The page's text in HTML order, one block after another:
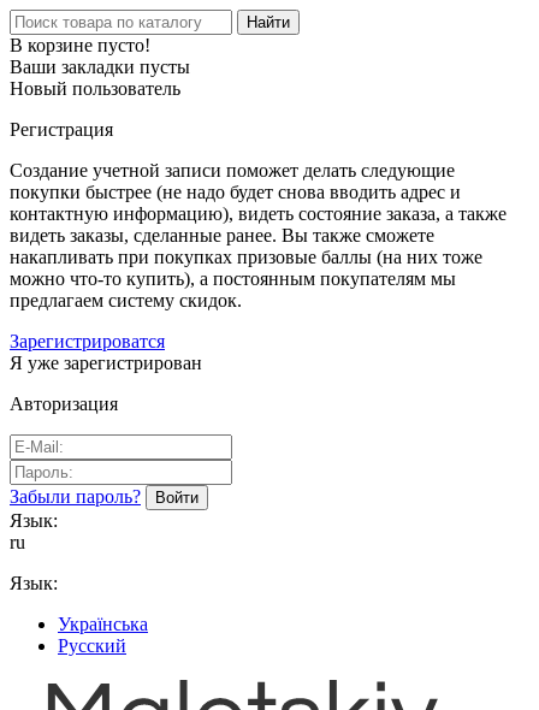
Найти
В корзине пусто!
Ваши закладки пусты
Новый пользователь
Регистрация
Создание учетной записи поможет делать следующие
покупки быстрее (не надо будет снова вводить адрес и
контактную информацию), видеть состояние заказа, а также
видеть заказы, сделанные ранее. Вы также сможете
накапливать при покупках призовые баллы (на них тоже
можно что-то купить), а постоянным покупателям мы
предлагаем систему скидок.
Зарегистрироватся
Я уже зарегистрирован
Авторизация
Забыли пароль?
Язык:
ru
Язык:
Українська
Русский